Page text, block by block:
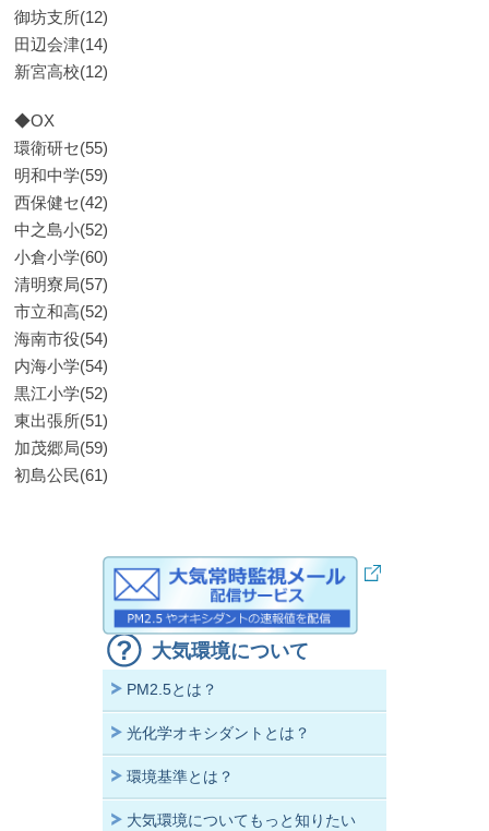
御坊支所(12)
田辺会津(14)
新宮高校(12)
◆OX
環衛研セ(55)
明和中学(59)
西保健セ(42)
中之島小(52)
小倉小学(60)
清明寮局(57)
市立和高(52)
海南市役(54)
内海小学(54)
黒江小学(52)
東出張所(51)
加茂郷局(59)
初島公民(61)
大気環境について
PM2.5とは？
光化学オキシダントとは？
環境基準とは？
大気環境についてもっと知りたい